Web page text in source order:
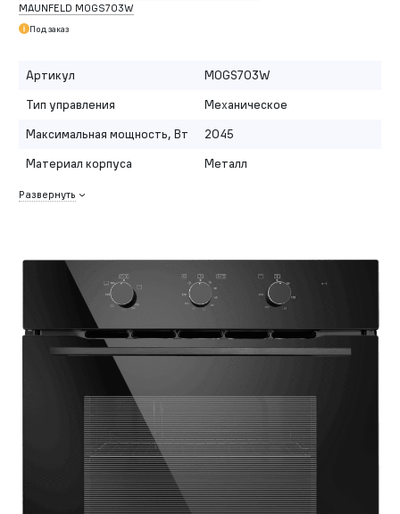
MAUNFELD MOGS703W
Под заказ
Артикул
MOGS703W
Тип управления
Механическое
Максимальная мощность, Вт
2045
Материал корпуса
Металл
Развернуть